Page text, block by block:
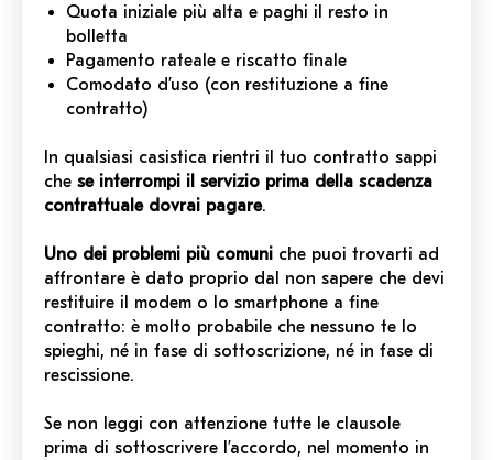
Quota iniziale più alta e paghi il resto in
bolletta
Pagamento rateale e riscatto finale
Comodato d’uso (con restituzione a fine
contratto)
In qualsiasi casistica rientri il tuo contratto sappi
che se interrompi il servizio prima della scadenza
contrattuale dovrai pagare.
Uno dei problemi più comuni che puoi trovarti ad
affrontare è dato proprio dal non sapere che devi
restituire il modem o lo smartphone a fine
contratto: è molto probabile che nessuno te lo
spieghi, né in fase di sottoscrizione, né in fase di
rescissione.
Se non leggi con attenzione tutte le clausole
prima di sottoscrivere l’accordo, nel momento in